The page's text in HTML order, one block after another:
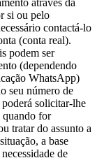
através da
si ou pelo
contactá-lo
(conta real).
podem ser
(dependendo
WhatsApp)
seu número de
solicitar-lhe
quando for
tratar do assunto a
a base
de